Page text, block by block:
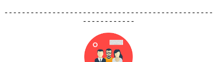
- - - - - - - - - - - - - - - - - - - - - - - - - - - - - - - - - - - - - - - - - - - - - - - -
- - - - - - - - - - - -